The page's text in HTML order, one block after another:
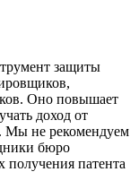
защиты
Оно повышает
доход от
Мы не рекомендуем
бюро
получения патента